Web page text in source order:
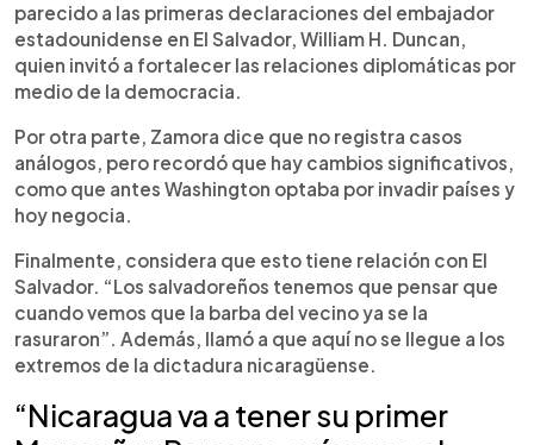
parecido a las primeras declaraciones del embajador
estadounidense en El Salvador, William H. Duncan,
quien invitó a fortalecer las relaciones diplomáticas por
medio de la democracia.
Por otra parte, Zamora dice que no registra casos
análogos, pero recordó que hay cambios significativos,
como que antes Washington optaba por invadir países y
hoy negocia.
Finalmente, considera que esto tiene relación con El
Salvador. “Los salvadoreños tenemos que pensar que
cuando vemos que la barba del vecino ya se la
rasuraron”. Además, llamó a que aquí no se llegue a los
extremos de la dictadura nicaragüense.
“Nicaragua va a tener su primer